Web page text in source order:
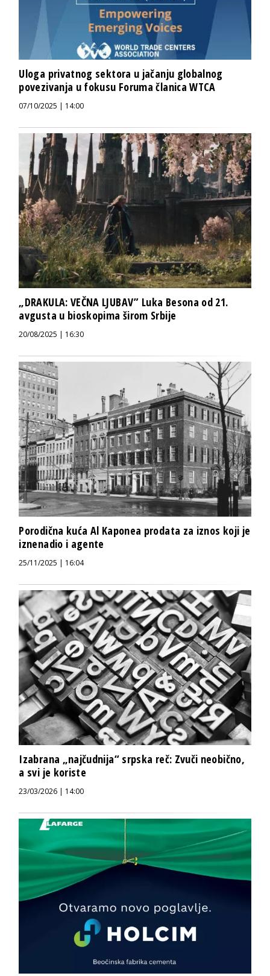
Uloga privatnog sektora u jačanju globalnog
povezivanja u fokusu Foruma članica WTCA
07/10/2025 | 14:00
„DRAKULA: VEČNA LJUBAV” Luka Besona od 21.
avgusta u bioskopima širom Srbije
20/08/2025 | 16:30
Porodična kuća Al Kaponea prodata za iznos koji je
iznenadio i agente
25/11/2025 | 16:04
Izabrana „najčudnija“ srpska reč: Zvuči neobično,
a svi je koriste
23/03/2026 | 14:00